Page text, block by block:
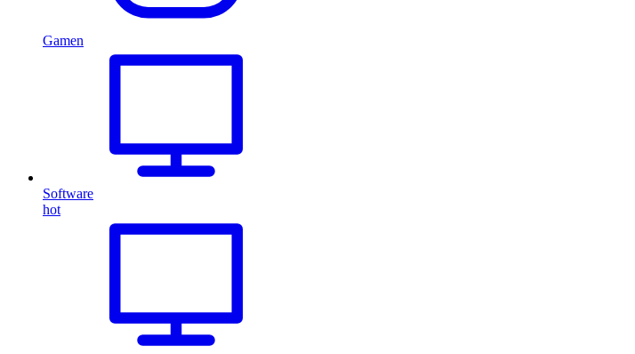
Gamen
Software
hot